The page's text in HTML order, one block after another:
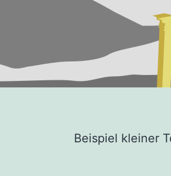
Beispiel kleiner